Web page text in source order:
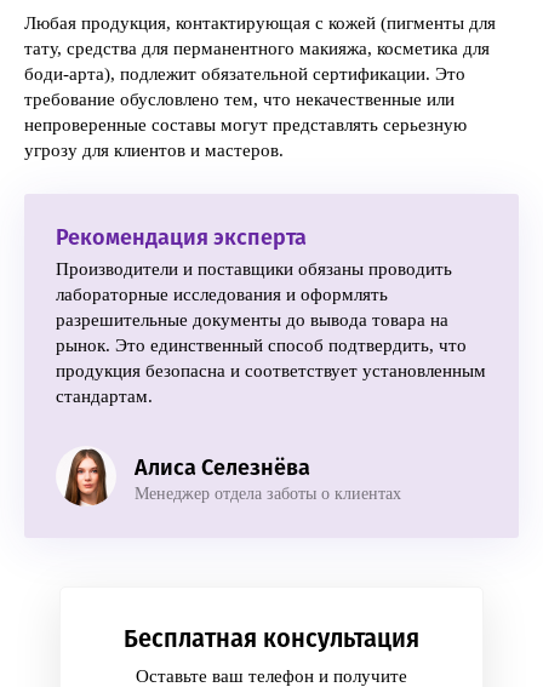
Любая продукция, контактирующая с кожей (пигменты для
тату, средства для перманентного макияжа, косметика для
боди-арта), подлежит обязательной сертификации. Это
требование обусловлено тем, что некачественные или
непроверенные составы могут представлять серьезную
угрозу для клиентов и мастеров.
Рекомендация эксперта
Производители и поставщики обязаны проводить
лабораторные исследования и оформлять
разрешительные документы до вывода товара на
рынок. Это единственный способ подтвердить, что
продукция безопасна и соответствует установленным
стандартам.
Алиса Селезнёва
Менеджер отдела заботы о клиентах
Бесплатная консультация
Оставьте ваш телефон и получите